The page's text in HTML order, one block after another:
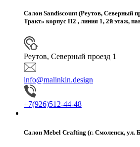
Салон Sandiscount (Реутов, Северный
Тракт» корпус П2 , линия 1, 2й этаж,
Реутов, Северный проезд 1
info@malinkin.design
+7(926)512-44-48
Салон Mebel Crafting (г. Смоленск, ул.